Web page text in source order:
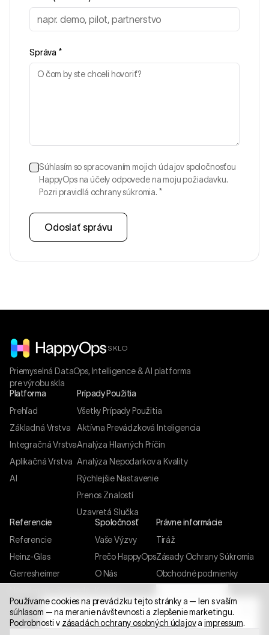
Správa *
Súhlasím so spracovaním mojich údajov spoločnosťou
HappyOps na účely odpovede na moju požiadavku.
Pozri pravidlá ochrany súkromia. *
Odoslať správu
SKLO
Priemyselná DataOps, Intelligence & AI platforma
pre výrobu skla
Platforma
Prehľad
Základná Vrstva
Integračná Vrstva
Aplikačná Vrstva
AI
Prípady Použitia
Všetky Prípady Použitia
Aktívna Prevádzková Inteligencia
Analýza Hlavných Príčin
Analýza Nepodarkov a Kvality
Rýchlejšie Nastavenie
Prenos Znalostí
Uzavretá Slučka
Referencie
Referencie
Heinz-Glas
Gerresheimer
Spoločnosť
Vaše Výzvy
Prečo HappyOps
O Nás
Kontakt
Právne informácie
Tiráž
Zásady Ochrany Súkromia
Obchodné podmienky
BEZPLATNÁ ANALÝZA POTENCIÁLU
Bezplatná analýza potenciálu
Používame cookies na prevádzku tejto stránky a — len s vaším
súhlasom — na meranie návštevnosti a zlepšenie marketingu.
Podrobnosti v zásadách ochrany osobných údajovaimpressum.